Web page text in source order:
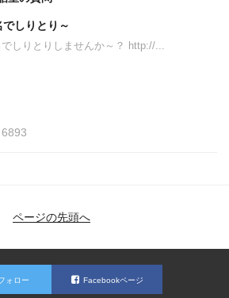
でしりとり～
でしりとりしませんか～？ http://...
6893
ページの先頭へ
ォロー Facebookページ